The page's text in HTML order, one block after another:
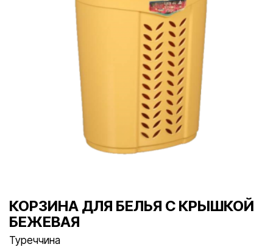
КОРЗИНА ДЛЯ БЕЛЬЯ С КРЫШКОЙ
БЕЖЕВАЯ
Туреччина